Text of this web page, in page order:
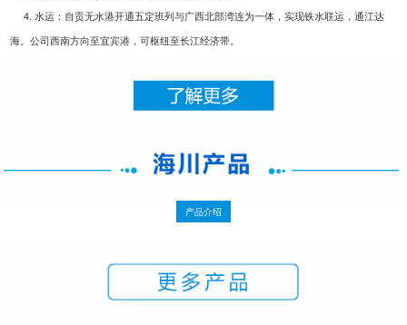
4. 水运：自贡无水港开通五定班列与广西北部湾连为一体，实现铁水联运，通江达
海。公司西南方向至宜宾港，可枢纽至长江经济带。
产品介绍